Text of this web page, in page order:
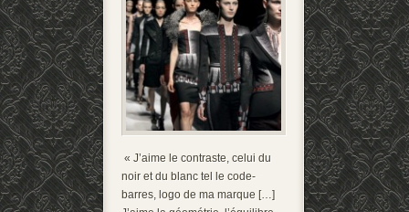
« J’aime le contraste, celui du
noir et du blanc tel le code-
barres, logo de ma marque […]